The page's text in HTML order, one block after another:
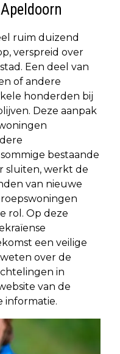
ruim duizend
verspreid over
Een deel van
of andere
honderden bij
Deze aanpak
bestaande
sluiten, werkt de
van nieuwe
rol. Op deze
een veilige
over de
in
van de
informatie.